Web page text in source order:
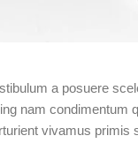
a posuere
nam
vivamus primis